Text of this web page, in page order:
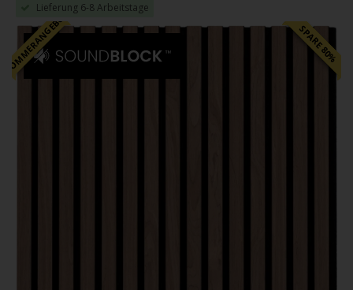
Lieferung 6-8 Arbeitstage
- 71%
SPARE 80%
SOMMERANGEBOT